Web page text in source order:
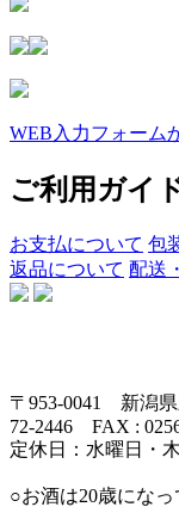
WEB入力フォーム
ご利用ガイ
お支払について 包
返品について 配送
〒953-0041 新潟
72-2446 FAX :
定休日：水曜日・
○お酒は20歳にな